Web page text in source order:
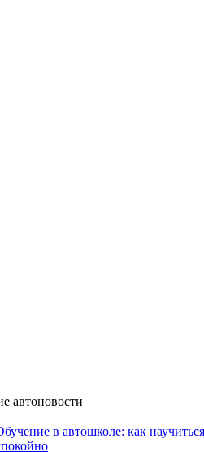
автоновости
в автошколе: как